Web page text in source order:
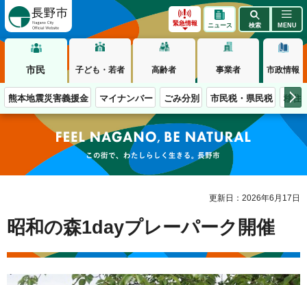
緊急情報 ニュース 検索 MENU
市民 子ども・若者 高齢者 事業者 市政情報
熊本地震災害義援金 マイナンバー ごみ分別 市民税・県民税 移住
この街で、わたしらしく生きる。長野市
更新日：2026年6月17日
昭和の森1dayプレーパーク開催